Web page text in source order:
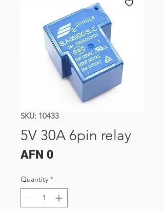
SKU: 10433
5V 30A 6pin relay
AFN 0Price
Quantity *